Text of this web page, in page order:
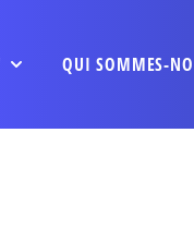
QUI SOMMES-